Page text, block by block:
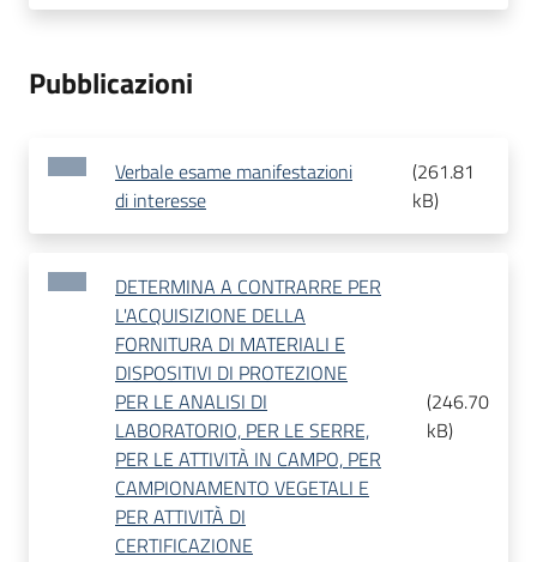
Pubblicazioni
Verbale esame manifestazioni
di interesse
(261.81
kB)
DETERMINA A CONTRARRE PER
L'ACQUISIZIONE DELLA
FORNITURA DI MATERIALI E
DISPOSITIVI DI PROTEZIONE
PER LE ANALISI DI
LABORATORIO, PER LE SERRE,
PER LE ATTIVITÀ IN CAMPO, PER
CAMPIONAMENTO VEGETALI E
PER ATTIVITÀ DI
CERTIFICAZIONE
(246.70
kB)